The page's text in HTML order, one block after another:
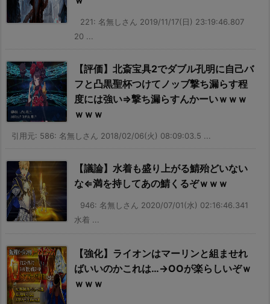
221: 名無しさん 2019/11/17(日) 23:19:46.807
20 ...
【評価】北斎宝具2でダブル孔明に自己バ
フと凸黒聖杯つけてノッブ撃ち漏らす程
度には強い⇒撃ち漏らすんかーいｗｗｗ
ｗｗｗ
引用元: 586: 名無しさん 2018/02/06(火) 08:09:03.5 ...
【議論】水着も盛り上がる鯖殆どいない
な⇐満を持してあの鯖くるぞｗｗｗ
946: 名無しさん 2020/07/01(水) 02:16:46.341
水着 ...
【強化】ライオンはマーリンと組ませれ
ばいいのかこれは…→OOが楽らしいぞｗ
ｗｗｗ